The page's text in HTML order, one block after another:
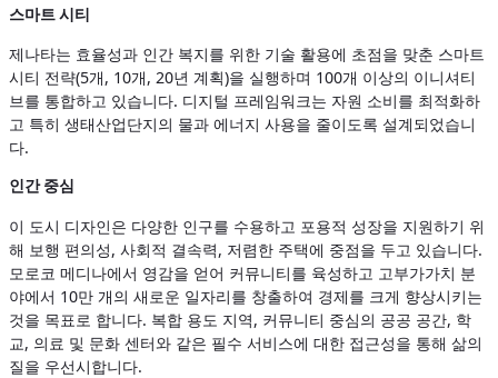
스마트 시티
제나타는 효율성과 인간 복지를 위한 기술 활용에 초점을 맞춘 스마트
시티 전략(5개, 10개, 20년 계획)을 실행하며 100개 이상의 이니셔티
브를 통합하고 있습니다. 디지털 프레임워크는 자원 소비를 최적화하
고 특히 생태산업단지의 물과 에너지 사용을 줄이도록 설계되었습니
다.
인간 중심
이 도시 디자인은 다양한 인구를 수용하고 포용적 성장을 지원하기 위
해 보행 편의성, 사회적 결속력, 저렴한 주택에 중점을 두고 있습니다.
모로코 메디나에서 영감을 얻어 커뮤니티를 육성하고 고부가가치 분
야에서 10만 개의 새로운 일자리를 창출하여 경제를 크게 향상시키는
것을 목표로 합니다. 복합 용도 지역, 커뮤니티 중심의 공공 공간, 학
교, 의료 및 문화 센터와 같은 필수 서비스에 대한 접근성을 통해 삶의
질을 우선시합니다.